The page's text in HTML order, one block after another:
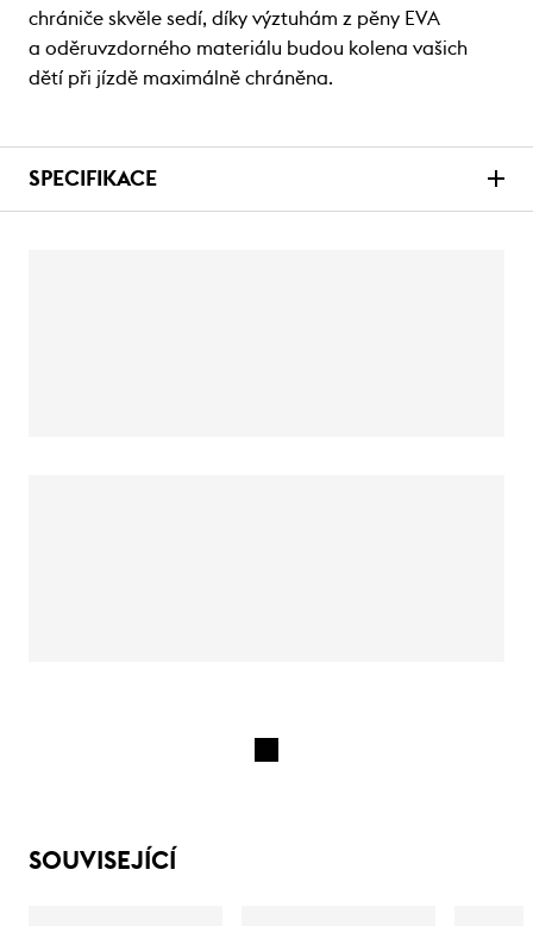
chrániče skvěle sedí, díky výztuhám z pěny EVA
a oděruvzdorného materiálu budou kolena vašich
dětí při jízdě maximálně chráněna.
SPECIFIKACE
SOUVISEJÍCÍ